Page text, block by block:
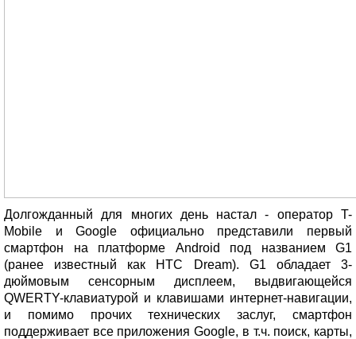
Долгожданный для многих день настал - оператор T-
Mobile и Google официально представили первый
смартфон на платформе Android под названием G1
(ранее известный как HTC Dream). G1 обладает 3-
дюймовым сенсорным дисплеем, выдвигающейся
QWERTY-клавиатурой и клавишами интернет-навигации,
и помимо прочих технических заслуг, смартфон
поддерживает все приложения Google, в т.ч. поиск, карты,